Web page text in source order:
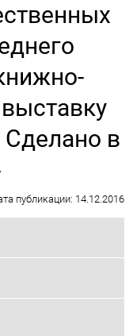
в
публикации: 14.12.2016